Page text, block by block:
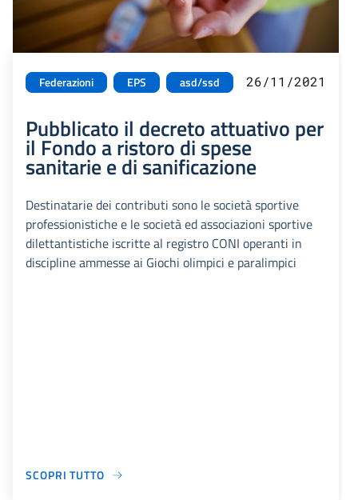
Federazioni EPS asd/ssd 26/11/2021
Pubblicato il decreto attuativo per
il Fondo a ristoro di spese
sanitarie e di sanificazione
Destinatarie dei contributi sono le società sportive
professionistiche e le società ed associazioni sportive
dilettantistiche iscritte al registro CONI operanti in
discipline ammesse ai Giochi olimpici e paralimpici
SCOPRI TUTTO